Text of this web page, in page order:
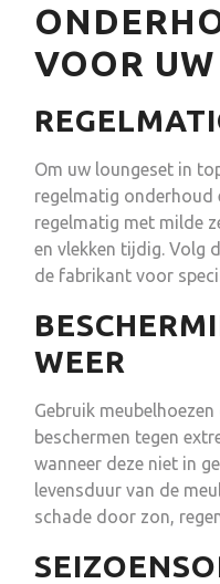
VOOR
Om uw loungeset in
regelmatig onderhoud
regelmatig met milde
en vlekken tijdig. Volg
de fabrikant voor
WEER
Gebruik
beschermen tegen
wanneer deze niet in
levensduur van de
schade door zon,